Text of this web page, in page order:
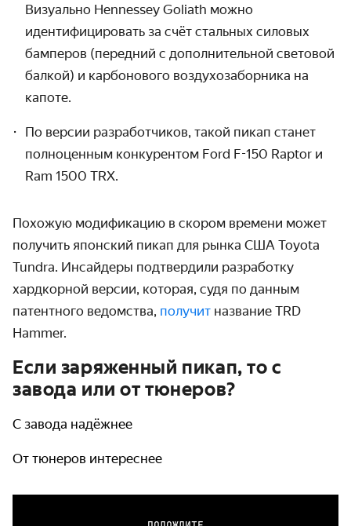
Визуально Hennessey Goliath можно
идентифицировать за счёт стальных силовых
бамперов (передний с дополнительной световой
балкой) и карбонового воздухозаборника на
капоте.
По версии разработчиков, такой пикап станет
полноценным конкурентом Ford F-150 Raptor и
Ram 1500 TRX.
Похожую модификацию в скором времени может
получить японский пикап для рынка США Toyota
Tundra. Инсайдеры подтвердили разработку
хардкорной версии, которая, судя по данным
патентного ведомства, получит название TRD
Hammer.
Если заряженный пикап, то с
завода или от тюнеров?
С завода надёжнее
От тюнеров интереснее